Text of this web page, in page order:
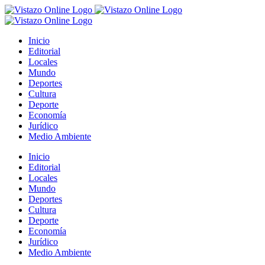
Saltar
al
Inicio
Editorial
Locales
Mundo
Deportes
Cultura
Deporte
Economía
Jurídico
Medio Ambiente
Inicio
Editorial
Locales
Mundo
Deportes
Cultura
Deporte
Economía
Jurídico
Medio Ambiente